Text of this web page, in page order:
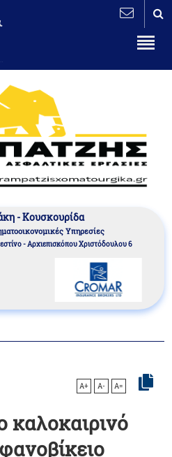
- Κουσκουρίδα
Υπηρεσίες
- Αρχιεπισκόπου Χριστόδουλου 6
A+ A- A=
καλοκαιρινό